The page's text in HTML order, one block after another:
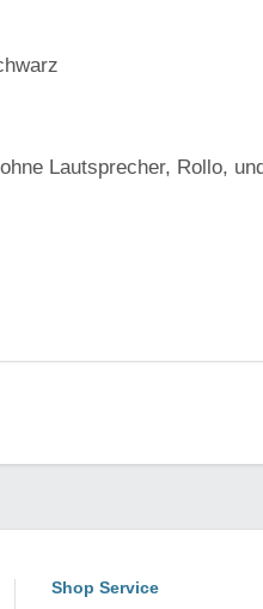
Lautsprecher, Rollo,
Shop Service